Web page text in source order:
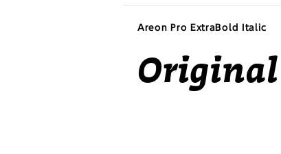
Areon Pro ExtraBold Italic
Original